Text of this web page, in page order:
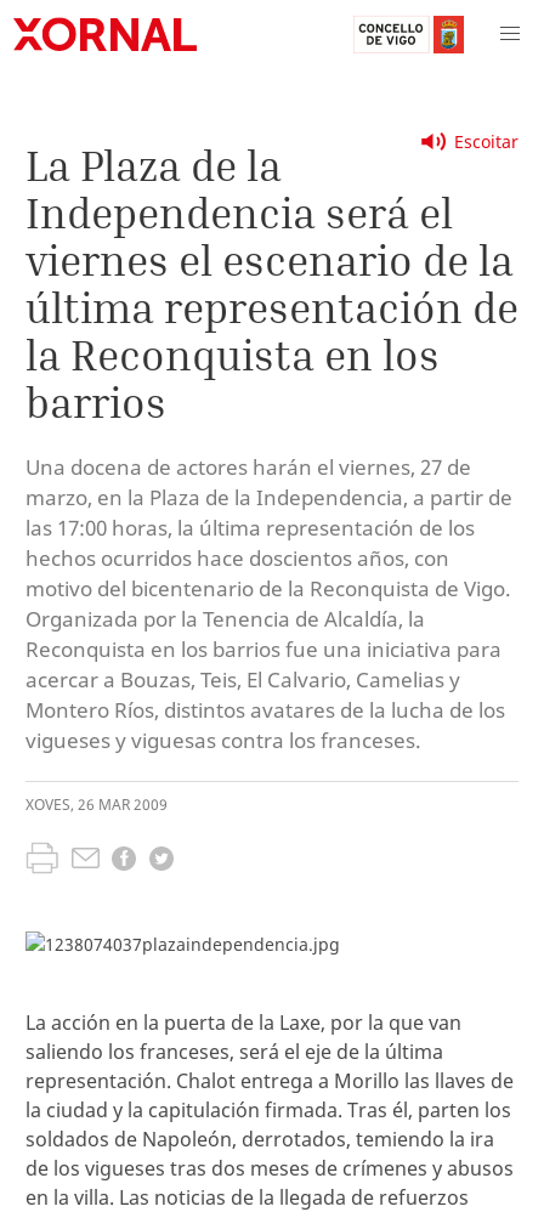
Escoitar
La Plaza de la
Independencia será el
viernes el escenario de la
última representación de
la Reconquista en los
barrios
Una docena de actores harán el viernes, 27 de
marzo, en la Plaza de la Independencia, a partir de
las 17:00 horas, la última representación de los
hechos ocurridos hace doscientos años, con
motivo del bicentenario de la Reconquista de Vigo.
Organizada por la Tenencia de Alcaldía, la
Reconquista en los barrios fue una iniciativa para
acercar a Bouzas, Teis, El Calvario, Camelias y
Montero Ríos, distintos avatares de la lucha de los
vigueses y viguesas contra los franceses.
XOVES, 26 MAR2009
La acción en la puerta de la Laxe, por la que van
saliendo los franceses, será el eje de la última
representación. Chalot entrega a Morillo las llaves de
la ciudad y la capitulación firmada. Tras él, parten los
soldados de Napoleón, derrotados, temiendo la ira
de los vigueses tras dos meses de crímenes y abusos
en la villa. Las noticias de la llegada de refuerzos